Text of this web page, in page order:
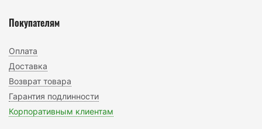
Покупателям
Оплата
Доставка
Возврат товара
Гарантия подлинности
Корпоративным клиентам